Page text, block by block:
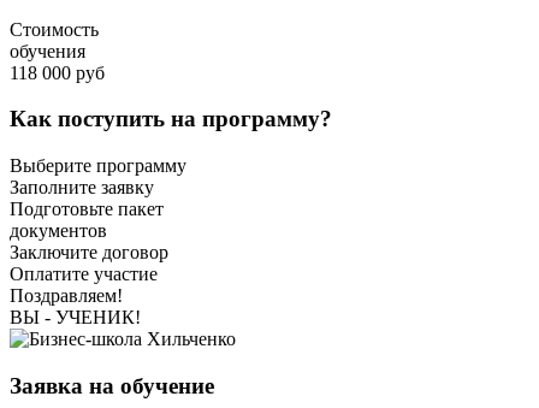
Стоимость
обучения
118 000 руб
Как поступить на программу?
Выберите программу
Заполните заявку
Подготовьте пакет
документов
Заключите договор
Оплатите участие
Поздравляем!
ВЫ - УЧЕНИК!
Заявка на обучение